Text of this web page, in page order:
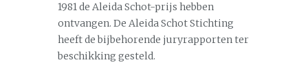
1981 de Aleida Schot-prijs hebben
ontvangen. De Aleida Schot Stichting
heeft de bijbehorende juryrapporten ter
beschikking gesteld.